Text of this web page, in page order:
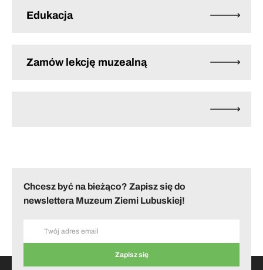
Edukacja
Zamów lekcję muzealną
Chcesz być na bieżąco? Zapisz się do
newslettera Muzeum Ziemi Lubuskiej!